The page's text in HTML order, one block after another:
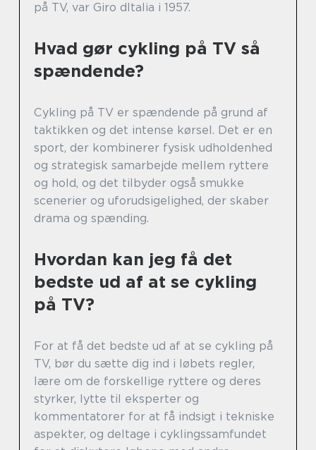
på TV, var Giro dItalia i 1957.
Hvad gør cykling på TV så
spændende?
Cykling på TV er spændende på grund af
taktikken og det intense kørsel. Det er en
sport, der kombinerer fysisk udholdenhed
og strategisk samarbejde mellem ryttere
og hold, og det tilbyder også smukke
scenerier og uforudsigelighed, der skaber
drama og spænding.
Hvordan kan jeg få det
bedste ud af at se cykling
på TV?
For at få det bedste ud af at se cykling på
TV, bør du sætte dig ind i løbets regler,
lære om de forskellige ryttere og deres
styrker, lytte til eksperter og
kommentatorer for at få indsigt i tekniske
aspekter, og deltage i cyklingssamfundet